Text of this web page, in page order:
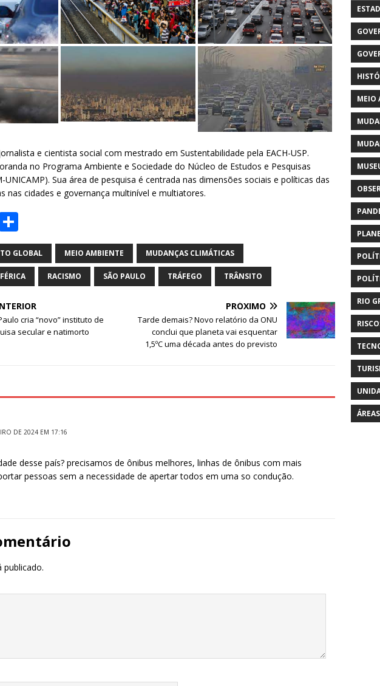
e cientista social com mestrado em Sustentabilidade pela EACH-USP.
no Programa Ambiente e Sociedade do Núcleo de Estudos e Pesquisas
UNICAMP). Sua área de pesquisa é centrada nas dimensões sociais e políticas das
nas cidades e governança multinível e multiatores.
h
ar
e
GLOBAL MEIO AMBIENTE MUDANÇAS CLIMÁTICAS
RACISMO SÃO PAULO TRÁFEGO TRÂNSITO
cria “novo” instituto de
secular e natimorto
PRÓXIMO
Tarde demais? Novo relatório da ONU
conclui que planeta vai esquentar
1,5ºC uma década antes do previsto
DE 2024 EM 17:16
desse país? precisamos de ônibus melhores, linhas de ônibus com mais
pessoas sem a necessidade de apertar todos em uma so condução.
publicado.
MEIO
RIO